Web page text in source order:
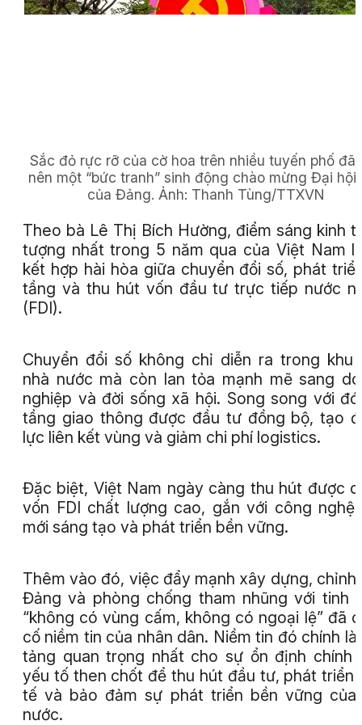
Sắc đỏ rực rỡ của cờ hoa trên nhiều tuyến phố đã
nên một “bức tranh” sinh động chào mừng Đại hội
của Đảng. Ảnh: Thanh Tùng/TTXVN
Theo bà Lê Thị Bích Hường, điểm sáng kinh
tượng nhất trong 5 năm qua của Việt Nam
kết hợp hài hòa giữa chuyển đổi số, phát
tầng và thu hút vốn đầu tư trực tiếp nước
(FDI).
Chuyển đổi số không chỉ diễn ra trong khu
nhà nước mà còn lan tỏa mạnh mẽ sang
nghiệp và đời sống xã hội. Song song với
tầng giao thông được đầu tư đồng bộ, tạo
lực liên kết vùng và giảm chi phí logistics.
Đặc biệt, Việt Nam ngày càng thu hút được
vốn FDI chất lượng cao, gắn với công
mới sáng tạo và phát triển bền vững.
Thêm vào đó, việc đẩy mạnh xây dựng, chỉnh
Đảng và phòng chống tham nhũng với tinh
“không có vùng cấm, không có ngoại lệ” đã
cố niềm tin của nhân dân. Niềm tin đó chính là
tảng quan trọng nhất cho sự ổn định chính
yếu tố then chốt để thu hút đầu tư, phát triển
tế và bảo đảm sự phát triển bền vững của
nước.